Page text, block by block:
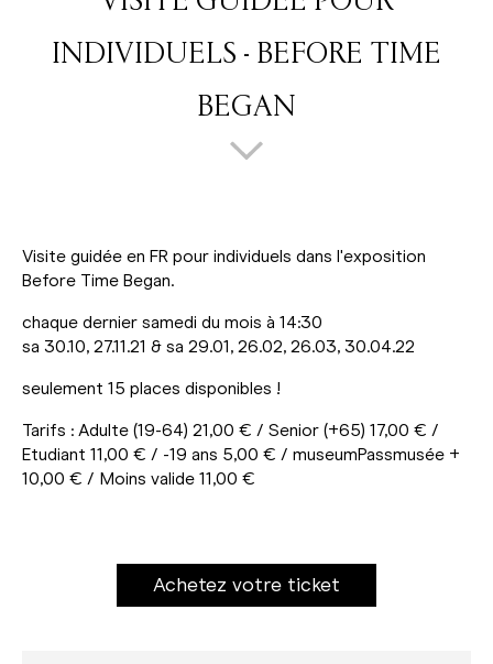
INDIVIDUELS - BEFORE TIME
BEGAN
Visite guidée en FR pour individuels dans l'exposition
Before Time Began.
chaque dernier samedi du mois à 14:30
sa 30.10, 27.11.21 & sa 29.01, 26.02, 26.03, 30.04.22
seulement 15 places disponibles !
Tarifs : Adulte (19-64) 21,00 € / Senior (+65) 17,00 € /
Etudiant 11,00 € / -19 ans 5,00 € / museumPassmusée +
10,00 € / Moins valide 11,00 €
Achetez votre ticket